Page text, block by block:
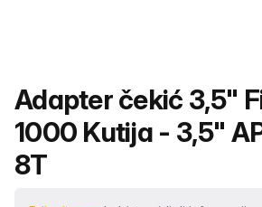
Naziv proizvoda
Adapter čekić 3,5"
1000 Kutija - 3,5"
8T